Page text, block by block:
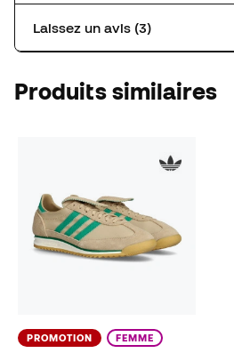
Laissez un avis (3)
Produits similaires
PROMOTION FEMME